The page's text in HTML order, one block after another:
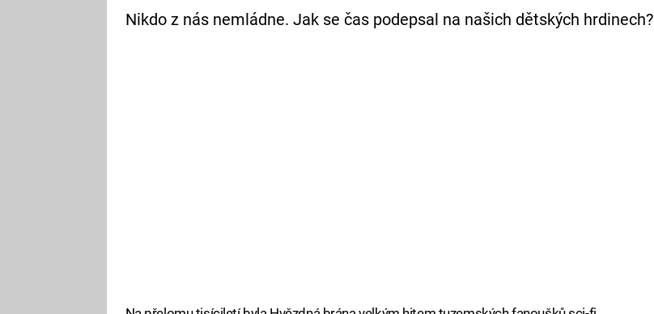
Nikdo z nás nemládne. Jak se čas podepsal na našich dětských hrdinech?